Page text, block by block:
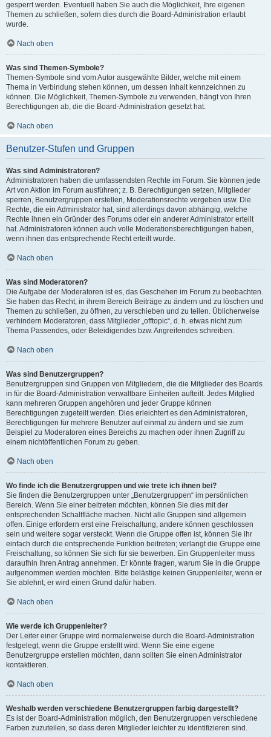
gesperrt werden. Eventuell haben Sie auch die Möglichkeit, Ihre eigenen
Themen zu schließen, sofern dies durch die Board-Administration erlaubt
wurde.
Nach oben
Was sind Themen-Symbole?
Themen-Symbole sind vom Autor ausgewählte Bilder, welche mit einem
Thema in Verbindung stehen können, um dessen Inhalt kennzeichnen zu
können. Die Möglichkeit, Themen-Symbole zu verwenden, hängt von Ihren
Berechtigungen ab, die die Board-Administration gesetzt hat.
Nach oben
Benutzer-Stufen und Gruppen
Was sind Administratoren?
Administratoren haben die umfassendsten Rechte im Forum. Sie können jede
Art von Aktion im Forum ausführen; z. B. Berechtigungen setzen, Mitglieder
sperren, Benutzergruppen erstellen, Moderationsrechte vergeben usw. Die
Rechte, die ein Administrator hat, sind allerdings davon abhängig, welche
Rechte ihnen ein Gründer des Forums oder ein anderer Administrator erteilt
hat. Administratoren können auch volle Moderationsberechtigungen haben,
wenn ihnen das entsprechende Recht erteilt wurde.
Nach oben
Was sind Moderatoren?
Die Aufgabe der Moderatoren ist es, das Geschehen im Forum zu beobachten.
Sie haben das Recht, in ihrem Bereich Beiträge zu ändern und zu löschen und
Themen zu schließen, zu öffnen, zu verschieben und zu teilen. Üblicherweise
verhindern Moderatoren, dass Mitglieder „offtopic“, d. h. etwas nicht zum
Thema Passendes, oder Beleidigendes bzw. Angreifendes schreiben.
Nach oben
Was sind Benutzergruppen?
Benutzergruppen sind Gruppen von Mitgliedern, die die Mitglieder des Boards
in für die Board-Administration verwaltbare Einheiten aufteilt. Jedes Mitglied
kann mehreren Gruppen angehören und jeder Gruppe können
Berechtigungen zugeteilt werden. Dies erleichtert es den Administratoren,
Berechtigungen für mehrere Benutzer auf einmal zu ändern und sie zum
Beispiel zu Moderatoren eines Bereichs zu machen oder ihnen Zugriff zu
einem nichtöffentlichen Forum zu geben.
Nach oben
Wo finde ich die Benutzergruppen und wie trete ich ihnen bei?
Sie finden die Benutzergruppen unter „Benutzergruppen“ im persönlichen
Bereich. Wenn Sie einer beitreten möchten, können Sie dies mit der
entsprechenden Schaltfläche machen. Nicht alle Gruppen sind allgemein
offen. Einige erfordern erst eine Freischaltung, andere können geschlossen
sein und weitere sogar versteckt. Wenn die Gruppe offen ist, können Sie ihr
einfach durch die entsprechende Funktion beitreten; verlangt die Gruppe eine
Freischaltung, so können Sie sich für sie bewerben. Ein Gruppenleiter muss
daraufhin Ihren Antrag annehmen. Er könnte fragen, warum Sie in die Gruppe
aufgenommen werden möchten. Bitte belästige keinen Gruppenleiter, wenn er
Sie ablehnt, er wird einen Grund dafür haben.
Nach oben
Wie werde ich Gruppenleiter?
Der Leiter einer Gruppe wird normalerweise durch die Board-Administration
festgelegt, wenn die Gruppe erstellt wird. Wenn Sie eine eigene
Benutzergruppe erstellen möchten, dann sollten Sie einen Administrator
kontaktieren.
Nach oben
Weshalb werden verschiedene Benutzergruppen farbig dargestellt?
Es ist der Board-Administration möglich, den Benutzergruppen verschiedene
Farben zuzuteilen, so dass deren Mitglieder leichter zu identifizieren sind.